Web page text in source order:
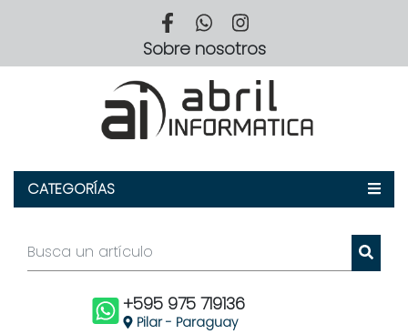
Sobre nosotros
Nosotros
CATEGORÍAS
+595 975 719136
Pilar - Paraguay